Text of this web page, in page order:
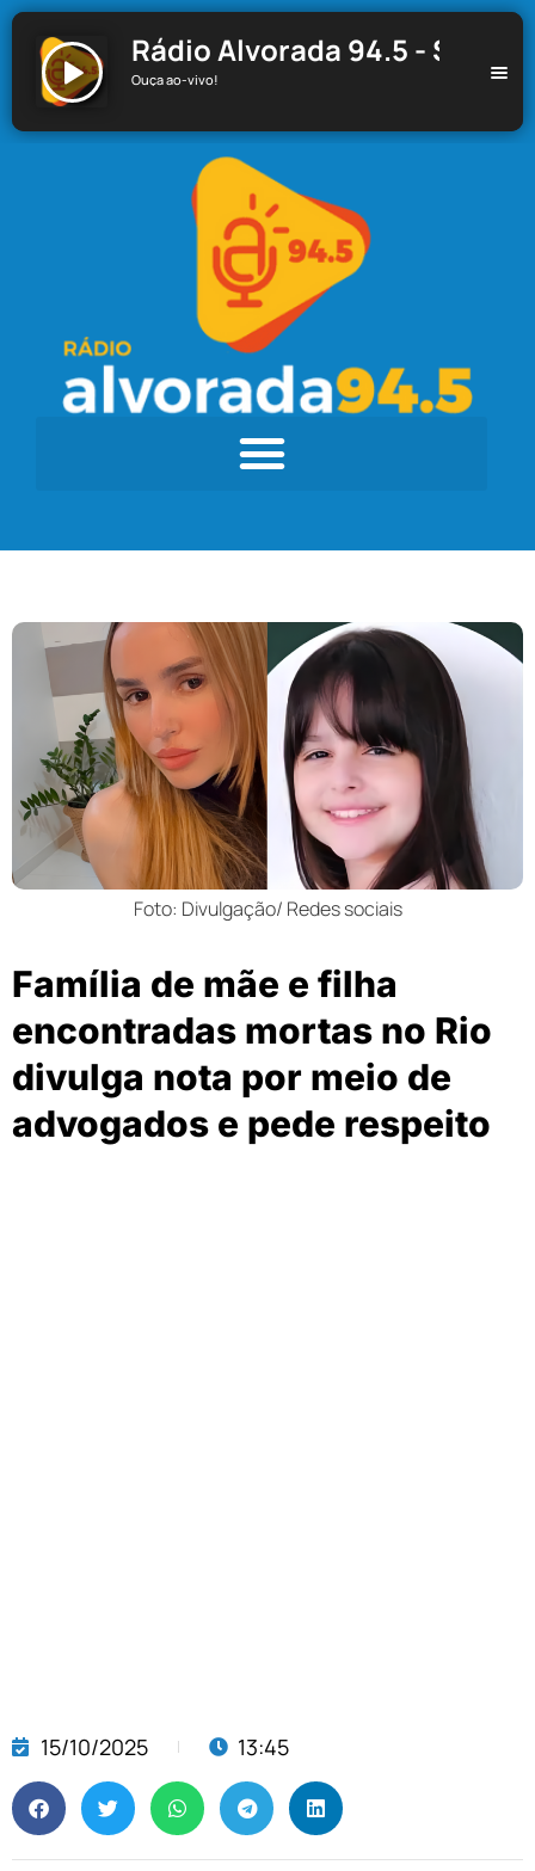
Rádio Alvorada 94.5 - Santa
Ouça ao-vivo!
Foto: Divulgação/ Redes sociais
Família de mãe e filha
encontradas mortas no Rio
divulga nota por meio de
advogados e pede respeito
15/10/2025 13:45